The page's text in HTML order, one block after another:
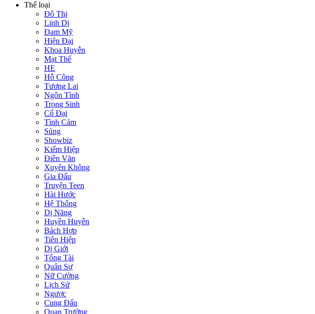
Thể loại
Đô Thị
Linh Dị
Đam Mỹ
Hiện Đại
Khoa Huyễn
Mạt Thế
HE
Hỗ Công
Tương Lai
Ngôn Tình
Trọng Sinh
Cổ Đại
Tình Cảm
Sủng
Showbiz
Kiếm Hiệp
Điền Văn
Xuyên Không
Gia Đấu
Truyện Teen
Hài Hước
Hệ Thống
Dị Năng
Huyền Huyễn
Bách Hợp
Tiên Hiệp
Dị Giới
Tổng Tài
Quân Sự
Nữ Cường
Lịch Sử
Ngược
Cung Đấu
Quan Trường